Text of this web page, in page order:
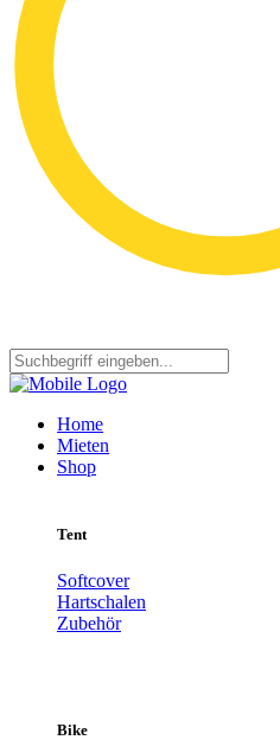
Home
Mieten
Shop
Tent
Softcover
Hartschalen
Zubehör
Bike